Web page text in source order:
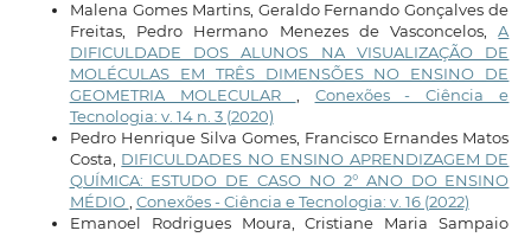
Malena Gomes Martins, Geraldo Fernando Gonçalves de
Freitas, Pedro Hermano Menezes de Vasconcelos,A
DIFICULDADE DOS ALUNOS NA VISUALIZAÇÃO DE
MOLÉCULAS EM TRÊS DIMENSÕES NO ENSINO DE
GEOMETRIA MOLECULAR , Conexões - Ciência e
Tecnologia: v. 14 n. 3 (2020)
Pedro Henrique Silva Gomes, Francisco Ernandes Matos
Costa, DIFICULDADES NO ENSINO APRENDIZAGEM DE
QUÍMICA: ESTUDO DE CASO NO 2° ANO DO ENSINO
MÉDIO, Conexões - Ciência e Tecnologia: v. 16 (2022)
Emanoel Rodrigues Moura, Cristiane Maria Sampaio